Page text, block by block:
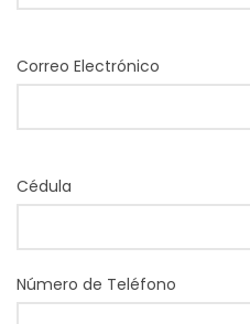
Correo Electrónico
Cédula
Número de Teléfono